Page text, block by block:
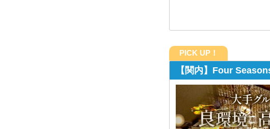
PICK UP！
【関内】Four